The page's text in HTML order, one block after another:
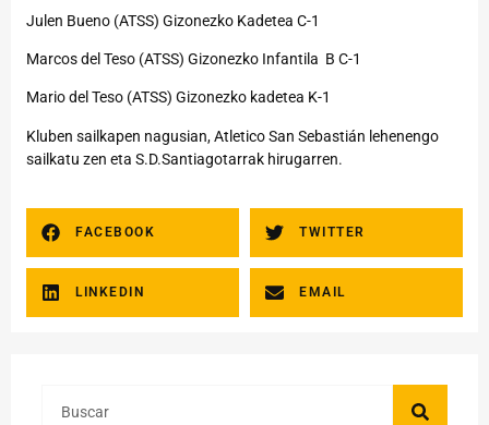
Julen Bueno (ATSS) Gizonezko Kadetea C-1
Marcos del Teso (ATSS) Gizonezko Infantila B C-1
Mario del Teso (ATSS) Gizonezko kadetea K-1
Kluben sailkapen nagusian, Atletico San Sebastián lehenengo
sailkatu zen eta S.D.Santiagotarrak hirugarren.
FACEBOOK TWITTER
LINKEDIN EMAIL